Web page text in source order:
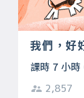
我們，好
課時 7 小時
2,857